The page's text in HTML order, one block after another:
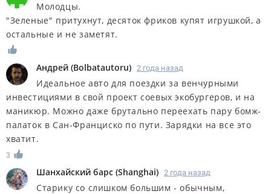
Молодцы.
"Зеленые" притухнут, десяток фриков купят игрушкой, а
остальные и не заметят.
Андрей (Bolbatautoru) 2 года назад
Идеальное авто для поездки за венчурными
инвестициями в свой проект соевых экобургеров, и на
маникюр. Можно даже брутально переехать пару бомж-
палаток в Сан-Франциско по пути. Зарядки на все это
хватит.
3
Шанхайский барс (Shanghai) 2 года назад
Старику со слишком большим - обычным,